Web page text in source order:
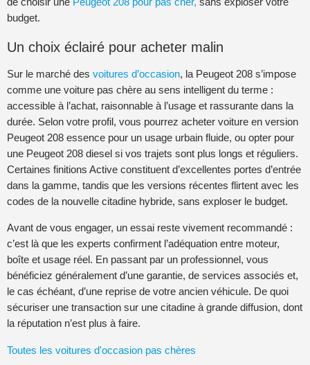
budget.
Un choix éclairé pour acheter malin
Sur le marché des voitures d’occasion, la Peugeot 208 s’impose
comme une voiture pas chère au sens intelligent du terme :
accessible à l’achat, raisonnable à l’usage et rassurante dans la
durée. Selon votre profil, vous pourrez acheter voiture en version
Peugeot 208 essence pour un usage urbain fluide, ou opter pour
une Peugeot 208 diesel si vos trajets sont plus longs et réguliers.
Certaines finitions Active constituent d’excellentes portes d’entrée
dans la gamme, tandis que les versions récentes flirtent avec les
codes de la nouvelle citadine hybride, sans exploser le budget.
Avant de vous engager, un essai reste vivement recommandé :
c’est là que les experts confirment l’adéquation entre moteur,
boîte et usage réel. En passant par un professionnel, vous
bénéficiez généralement d’une garantie, de services associés et,
le cas échéant, d’une reprise de votre ancien véhicule. De quoi
sécuriser une transaction sur une citadine à grande diffusion, dont
la réputation n’est plus à faire.
Toutes les voitures d'occasion pas chères